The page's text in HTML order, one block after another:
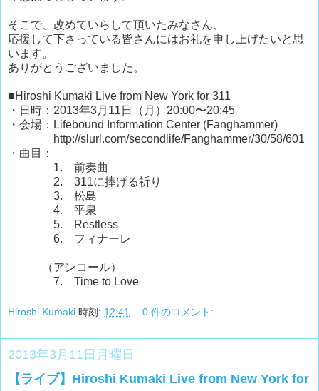
そこで、改めていらして頂いたみなさん、
応援して下さっている皆さんにはお礼を申し上げたいと思
います。
ありがとうございました。
■Hiroshi Kumaki Live from New York for 311
・日時：2013年3月11日（月）20:00〜20:45
・会場：Lifebound Information Center (Fanghammer)
http://slurl.com/secondlife/Fanghammer/30/58/601
・曲目：
1. 前奏曲
2. 311に捧げる祈り
3. 松島
4. 平泉
5. Restless
6. フィナーレ
（アンコール）
7. Time to Love
Hiroshi Kumaki 時刻: 12:41 0 件のコメント:
2013年3月11日月曜日
【ライブ】Hiroshi Kumaki Live from New York for